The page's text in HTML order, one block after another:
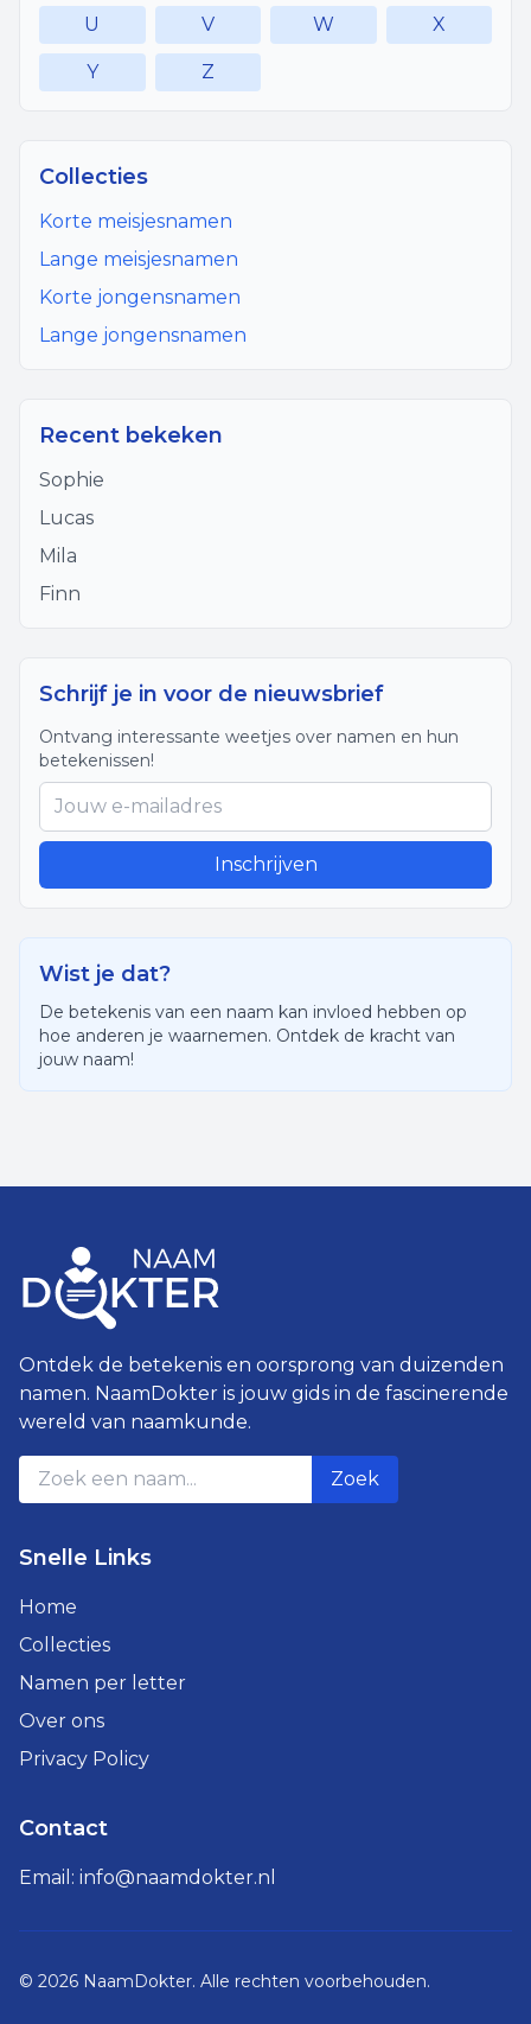
U V W X
Y Z
Collecties
Korte meisjesnamen
Lange meisjesnamen
Korte jongensnamen
Lange jongensnamen
Recent bekeken
Sophie
Lucas
Mila
Finn
Schrijf je in voor de nieuwsbrief
Ontvang interessante weetjes over namen en hun
betekenissen!
Inschrijven
Wist je dat?
De betekenis van een naam kan invloed hebben op
hoe anderen je waarnemen. Ontdek de kracht van
jouw naam!
Ontdek de betekenis en oorsprong van duizenden
namen. NaamDokter is jouw gids in de fascinerende
wereld van naamkunde.
Zoek
Snelle Links
Home
Collecties
Namen per letter
Over ons
Privacy Policy
Contact
Email: info@naamdokter.nl
© 2026 NaamDokter. Alle rechten voorbehouden.